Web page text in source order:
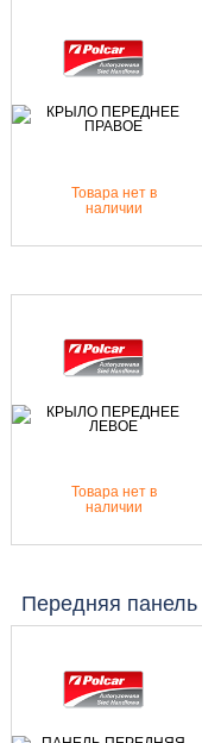
Товара нет в
наличии
Товара нет в
наличии
Передняя панель